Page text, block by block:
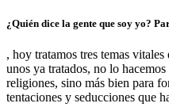
¿Quién dice la gente que soy yo?
, hoy tratamos tres temas
unos ya tratados, no lo
religiones, sino más bien para
tentaciones y seducciones que